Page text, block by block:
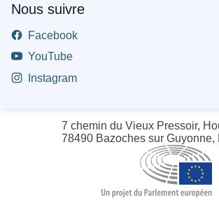
Nous suivre
Facebook
YouTube
Instagram
7 chemin du Vieux Pressoir,
78490 Bazoches sur Guyonne,